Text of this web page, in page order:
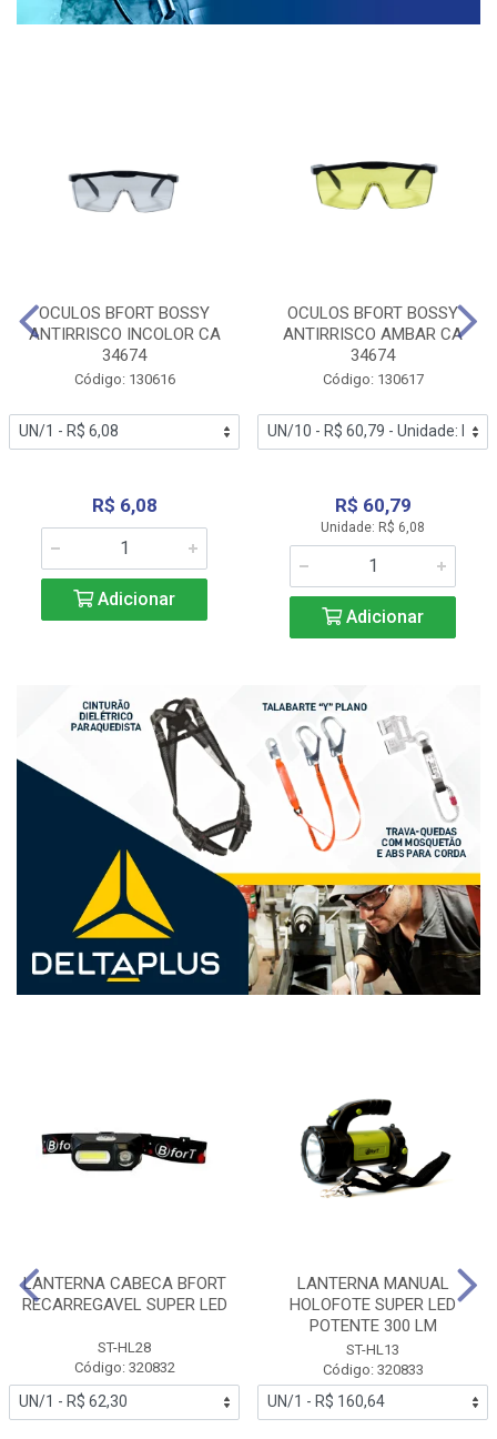
OCULOS BFORT BOSSY
ANTIRRISCO INCOLOR CA
34674
Código: 130616
R$ 6,08
Adicionar
OCULOS BFORT BOSSY
ANTIRRISCO AMBAR CA
34674
Código: 130617
R$ 60,79
Unidade: R$ 6,08
Adicionar
LANTERNA CABECA BFORT
RECARREGAVEL SUPER LED
ST-HL28
Código: 320832
LANTERNA MANUAL
HOLOFOTE SUPER LED
POTENTE 300 LM
ST-HL13
Código: 320833